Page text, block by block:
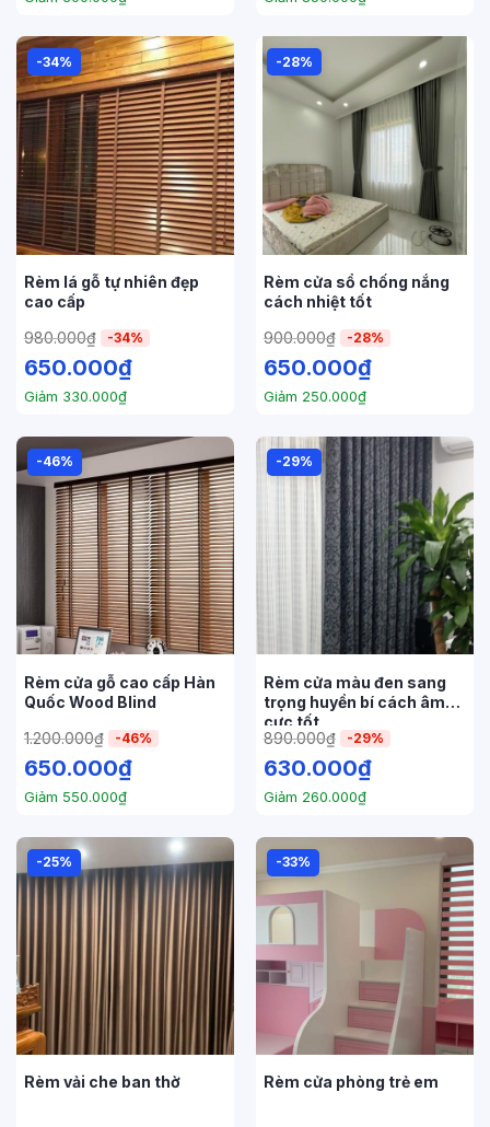
-34%
Rèm lá gỗ tự nhiên đẹp
cao cấp
980.000₫ -34%
650.000₫
Giảm 330.000₫
-28%
Rèm cửa sổ chống nắng
cách nhiệt tốt
900.000₫ -28%
650.000₫
Giảm 250.000₫
-46%
Rèm cửa gỗ cao cấp Hàn
Quốc Wood Blind
1.200.000₫ -46%
650.000₫
Giảm 550.000₫
-29%
Rèm cửa màu đen sang
trọng huyền bí cách âm
cực tốt
890.000₫ -29%
630.000₫
Giảm 260.000₫
-25%
Rèm vải che ban thờ
-33%
Rèm cửa phòng trẻ em